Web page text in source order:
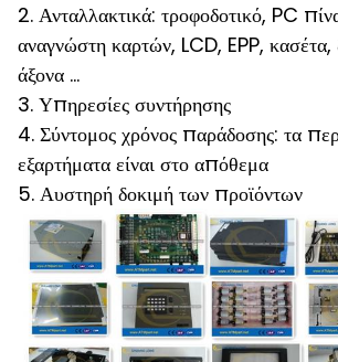
2. Ανταλλακτικά: τροφοδοτικό, PC
αναγνώστη καρτών, LCD, EPP,
άξονα ...
3. Υπηρεσίες συντήρησης
4. Σύντομος χρόνος παράδοσης: τα
εξαρτήματα είναι στο απόθεμα
5. Αυστηρή δοκιμή των προϊόντων